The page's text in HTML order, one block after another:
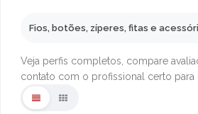
Fios, botões, zíperes, fitas e
Veja perfis completos, compare
contato com o profissional certo para